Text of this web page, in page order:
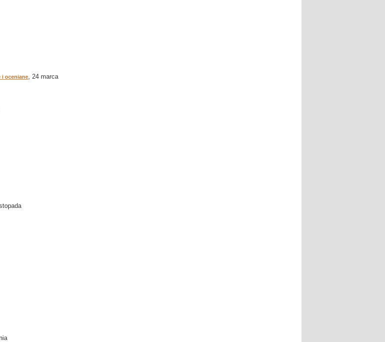
i oceniane, 24 marca